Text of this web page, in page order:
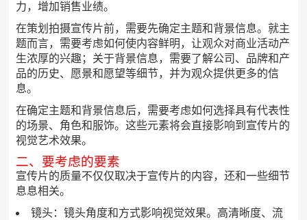
力，增加销售业绩。
在策划拍摄宣传片前，需要先确定主题和背景信息。就主
题而言，需要考虑如何使内容鲜明，让观众对商业活动产
生浓厚的兴趣；关于背景信息，需要了解公司、品牌和产
品的历史、愿景和愿望等细节，并为观众提供更多的信
息。
在确定主题和背景信息后，需要考虑如何选择具有代表性
的场景、角色和服饰。这些元素将会直接影响到宣传片的
视觉艺术效果。
二、要考虑的要素
宣传片的质量不仅仅取决于宣传片的内容，还和一些细节
息息相关。
镜头：镜头角度和方式影响视觉效果。高清晰度、流